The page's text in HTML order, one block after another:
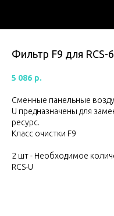
Фильтр F9 для RCS-
5 086 р.
Сменные панельные
U предназначены для
ресурс.
Класс очистки F9
2 шт - Необходимое
RCS-U